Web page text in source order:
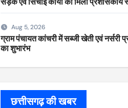
Aug 5, 2026
ग्राम पंचायत कांचरी में सब्जी खेती एवं नर्सरी
का शुभारंभ
छत्तीसगढ़ की खबर